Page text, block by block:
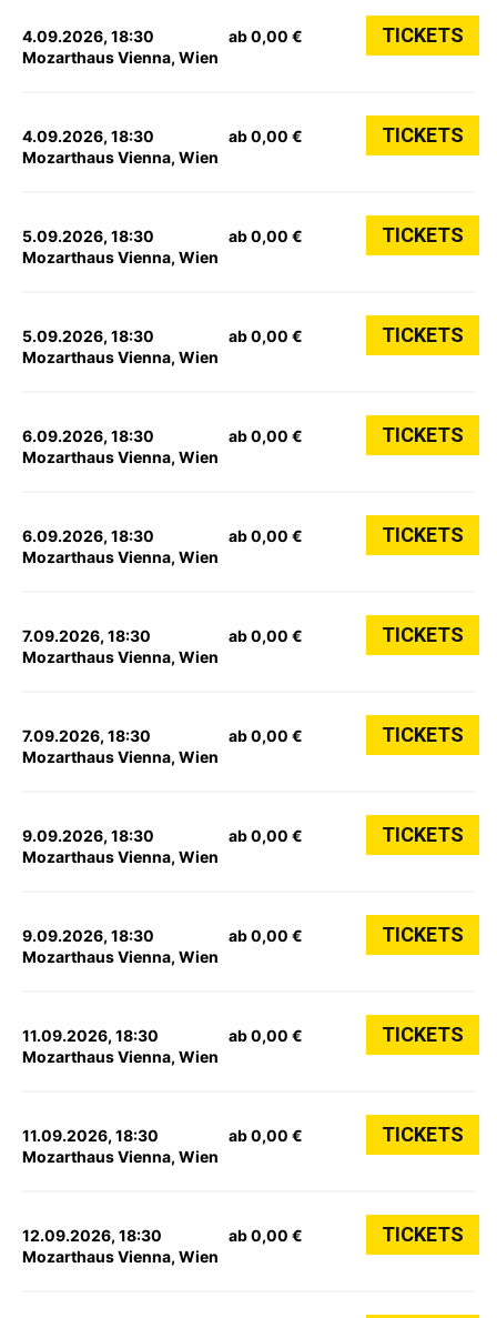
4.09.2026, 18:30
Mozarthaus Vienna, Wien
ab 0,00 € TICKETS
4.09.2026, 18:30
Mozarthaus Vienna, Wien
ab 0,00 € TICKETS
5.09.2026, 18:30
Mozarthaus Vienna, Wien
ab 0,00 € TICKETS
5.09.2026, 18:30
Mozarthaus Vienna, Wien
ab 0,00 € TICKETS
6.09.2026, 18:30
Mozarthaus Vienna, Wien
ab 0,00 € TICKETS
6.09.2026, 18:30
Mozarthaus Vienna, Wien
ab 0,00 € TICKETS
7.09.2026, 18:30
Mozarthaus Vienna, Wien
ab 0,00 € TICKETS
7.09.2026, 18:30
Mozarthaus Vienna, Wien
ab 0,00 € TICKETS
9.09.2026, 18:30
Mozarthaus Vienna, Wien
ab 0,00 € TICKETS
9.09.2026, 18:30
Mozarthaus Vienna, Wien
ab 0,00 € TICKETS
11.09.2026, 18:30
Mozarthaus Vienna, Wien
ab 0,00 € TICKETS
11.09.2026, 18:30
Mozarthaus Vienna, Wien
ab 0,00 € TICKETS
12.09.2026, 18:30
Mozarthaus Vienna, Wien
ab 0,00 € TICKETS